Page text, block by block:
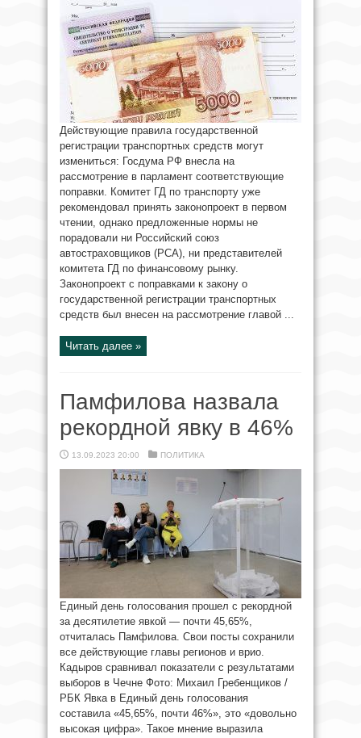
Действующие правила государственной
регистрации транспортных средств могут
измениться: Госдума РФ внесла на
рассмотрение в парламент соответствующие
поправки. Комитет ГД по транспорту уже
рекомендовал принять законопроект в первом
чтении, однако предложенные нормы не
порадовали ни Российский союз
автостраховщиков (РСА), ни представителей
комитета ГД по финансовому рынку.
Законопроект с поправками к закону о
государственной регистрации транспортных
средств был внесен на рассмотрение главой ...
Читать далее »
Памфилова назвала
рекордной явку в 46%
13.09.2023 20:00 ПОЛИТИКА
Единый день голосования прошел с рекордной
за десятилетие явкой — почти 45,65%,
отчиталась Памфилова. Свои посты сохранили
все действующие главы регионов и врио.
Кадыров сравнивал показатели с результатами
выборов в Чечне Фото: Михаил Гребенщиков /
РБК Явка в Единый день голосования
составила «45,65%, почти 46%», это «довольно
высокая цифра». Такое мнение выразила